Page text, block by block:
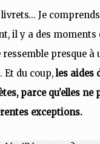
Je comprends
il y a des moments
presque à
Et du coup,les aides
parce qu’elles ne
exceptions.